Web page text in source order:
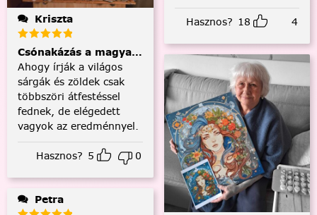
Kriszta
Csónakázás a magyar tengeren
Ahogy írják a világos
sárgák és zöldek csak
többszöri átfestéssel
fednek, de elégedett
vagyok az eredménnyel.
Hasznos? 5 0
Petra
Hasznos? 18 4